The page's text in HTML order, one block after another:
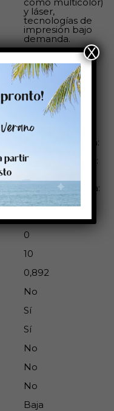
y láser,
tecnologías de
impresión bajo
demanda.
de -20 a + 80ºC
18 N/25mm
10 N/25mm
Éste rollo es
compatible con:
Colorwork: Sato:
VipColor:
SwifColor: Zebra:
Godex:
0
10
0,892
No
Sí
Sí
No
No
No
Baja
X